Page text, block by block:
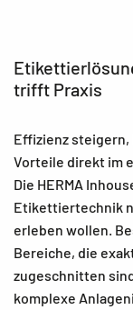
trifft Praxis
Effizienz
Vorteile direkt im
Die HERMA
Etikettiertechnik
erleben wollen.
Bereiche, die
zugeschnitten
komplexe